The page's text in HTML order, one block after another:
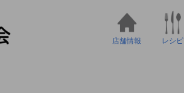
店舗情報 レシピ